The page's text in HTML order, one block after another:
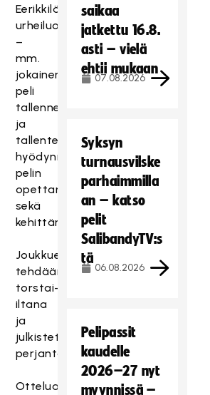
Eerikkilän
urheiluopistolla
–
mm.
jokainen
peli
tallennetaan
ja
tallenteita
hyödynnetään
pelin
opettamisessa
sekä
kehittämisessä.
Joukkuevalinnat
tehdään
torstai-
iltana
ja
julkistetaan
perjantaina.
Otteluaikataulu:
saikaa
jatkettu 16.8.
asti – vielä
ehtii mukaan
07.08.2026
Syksyn
turnausvilske
parhaimmilla
an – katso
pelit
SalibandyTV:s
tä
06.08.2026
Pelipassit
kaudelle
2026–27 nyt
myynnissä –